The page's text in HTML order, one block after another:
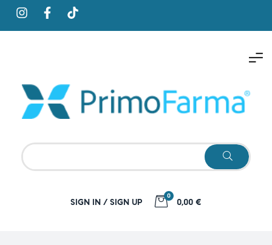
SIGN IN / SIGN UP
0
0,00 €